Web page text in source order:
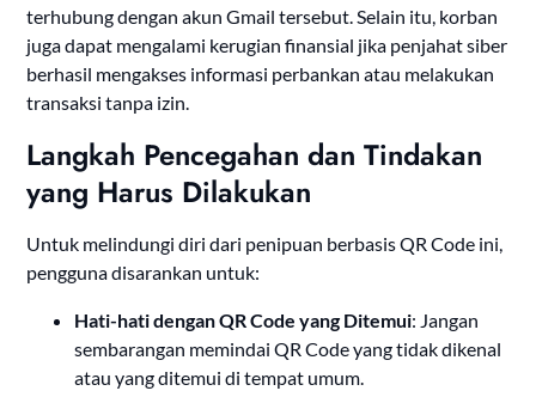
terhubung dengan akun Gmail tersebut. Selain itu, korban
juga dapat mengalami kerugian finansial jika penjahat siber
berhasil mengakses informasi perbankan atau melakukan
transaksi tanpa izin.
Langkah Pencegahan dan Tindakan
yang Harus Dilakukan
Untuk melindungi diri dari penipuan berbasis QR Code ini,
pengguna disarankan untuk:
Hati-hati dengan QR Code yang Ditemui: Jangan
sembarangan memindai QR Code yang tidak dikenal
atau yang ditemui di tempat umum.